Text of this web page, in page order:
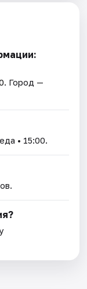
. Город —
• 15:00.